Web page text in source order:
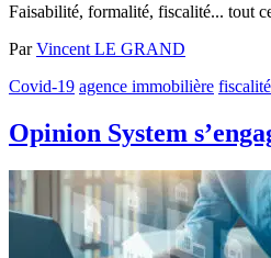
Faisabilité, formalité, fiscalité... tout
ParVincent LE GRAND
Covid-19 agence immobilière
Opinion System